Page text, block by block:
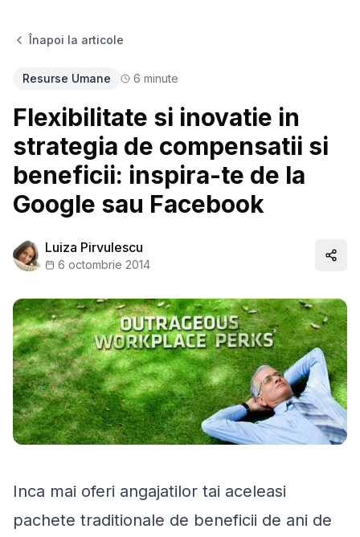
Înapoi la articole
Resurse Umane 6 minute
Flexibilitate si inovatie in
strategia de compensatii si
beneficii: inspira-te de la
Google sau Facebook
Luiza Pirvulescu
6 octombrie 2014
Inca mai oferi angajatilor tai aceleasi
pachete traditionale de beneficii de ani de